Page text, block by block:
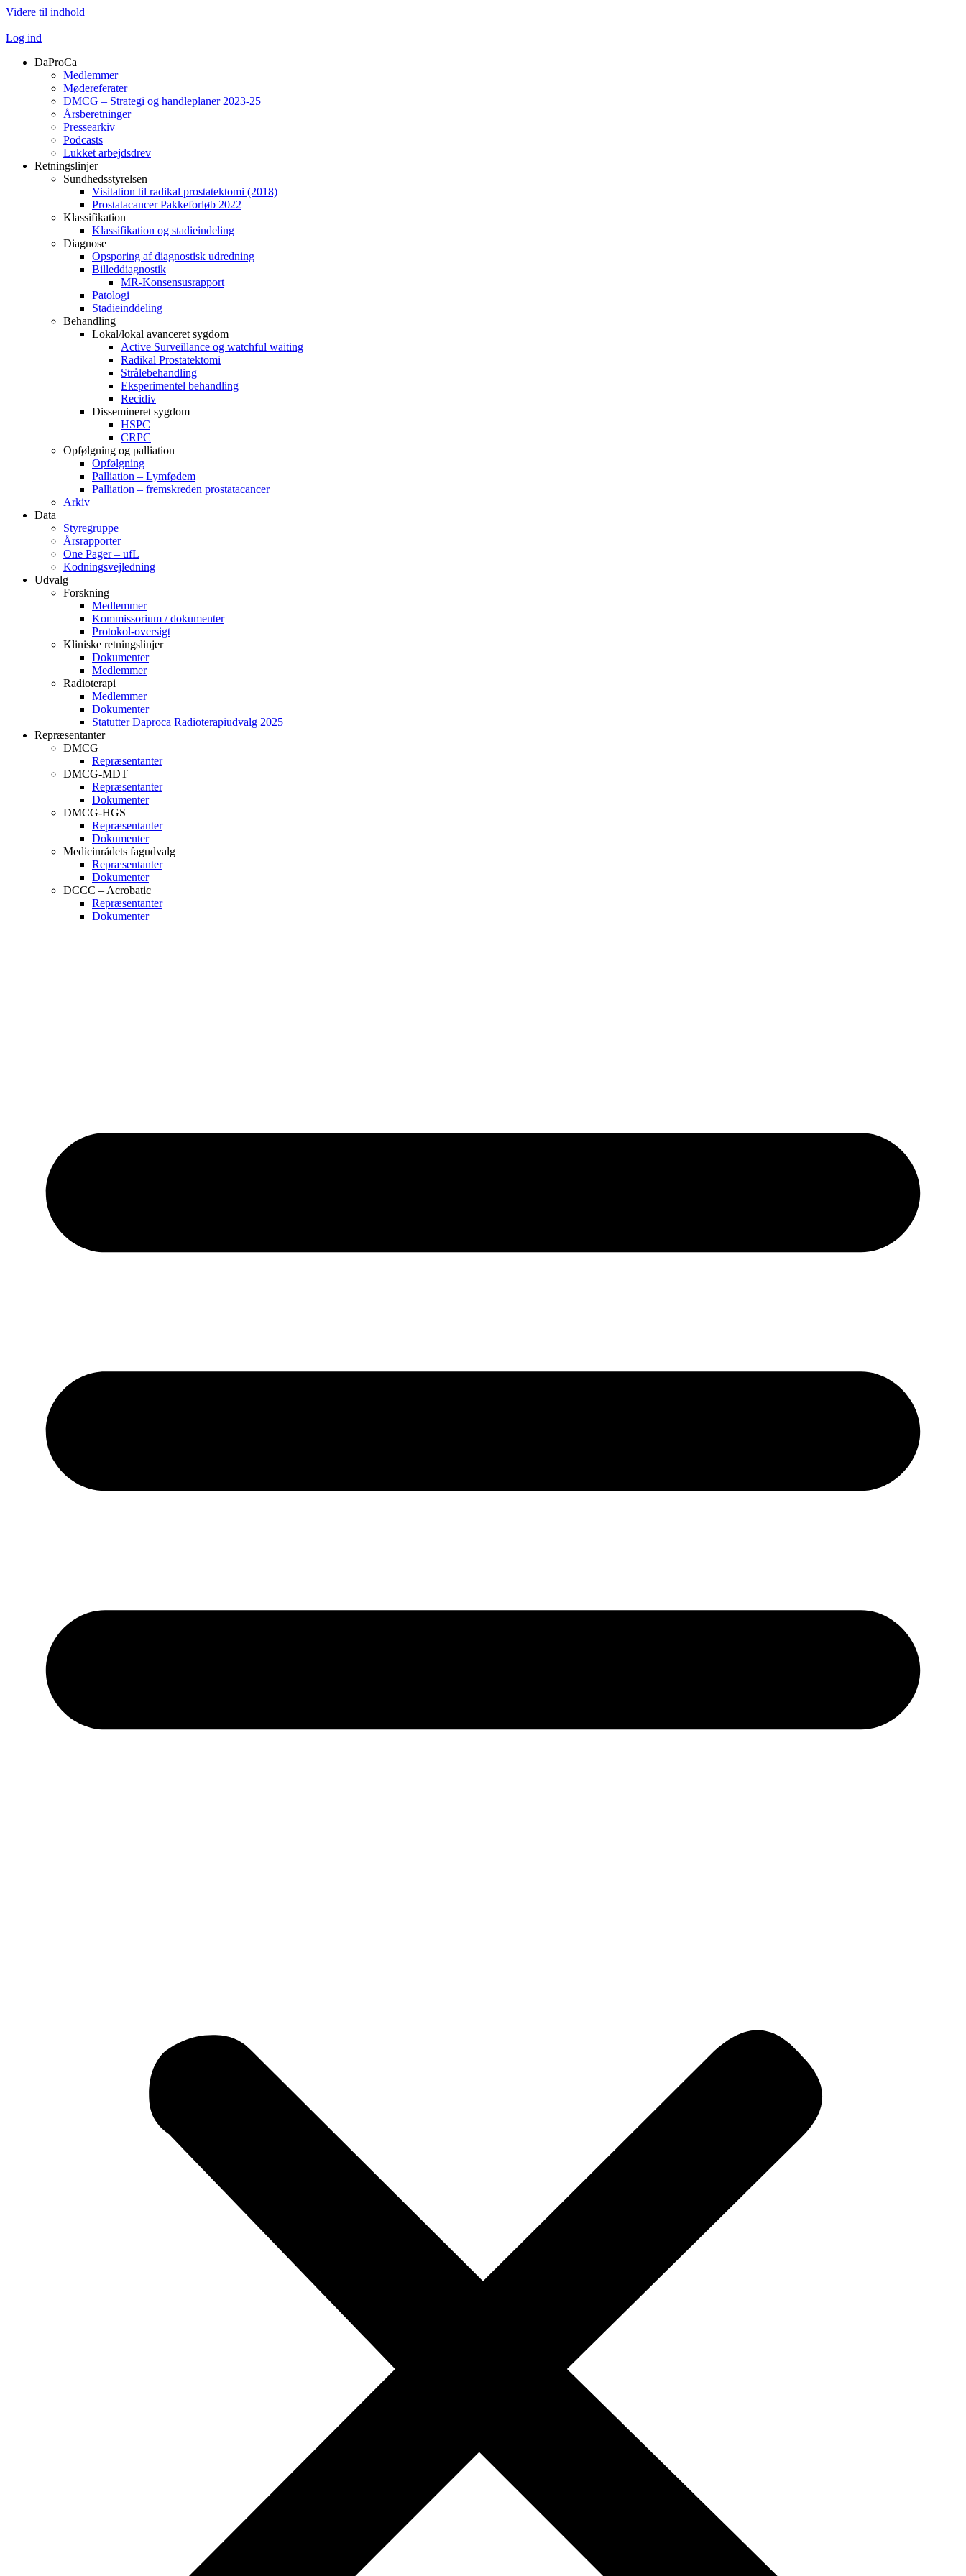
Videre til indhold
Log ind
DaProCa
Medlemmer
Mødereferater
DMCG – Strategi og handleplaner 2023-25
Årsberetninger
Pressearkiv
Podcasts
Lukket arbejdsdrev
Retningslinjer
Sundhedsstyrelsen
Visitation til radikal prostatektomi (2018)
Prostatacancer Pakkeforløb 2022
Klassifikation
Klassifikation og stadieindeling
Diagnose
Opsporing af diagnostisk udredning
Billeddiagnostik
MR-Konsensusrapport
Patologi
Stadieinddeling
Behandling
Lokal/lokal avanceret sygdom
Active Surveillance og watchful waiting
Radikal Prostatektomi
Strålebehandling
Eksperimentel behandling
Recidiv
Dissemineret sygdom
HSPC
CRPC
Opfølgning og palliation
Opfølgning
Palliation – Lymfødem
Palliation – fremskreden prostatacancer
Arkiv
Data
Styregruppe
Årsrapporter
One Pager – ufL
Kodningsvejledning
Udvalg
Forskning
Medlemmer
Kommissorium / dokumenter
Protokol-oversigt
Kliniske retningslinjer
Dokumenter
Medlemmer
Radioterapi
Medlemmer
Dokumenter
Statutter Daproca Radioterapiudvalg 2025
Repræsentanter
DMCG
Repræsentanter
DMCG-MDT
Repræsentanter
Dokumenter
DMCG-HGS
Repræsentanter
Dokumenter
Medicinrådets fagudvalg
Repræsentanter
Dokumenter
DCCC – Acrobatic
Repræsentanter
Dokumenter